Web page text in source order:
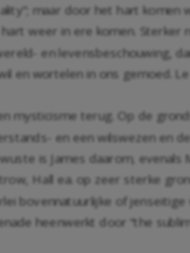
maar door het hart
weer in ere komen.
en levensbeschouwing,
en wortelen in ons gemoed.
mysticisme terug. Op de
en een wilswezen en
is James daarom,
Hall ea. op zeer sterke
bovennatuurlijke of
heenwerkt door “the